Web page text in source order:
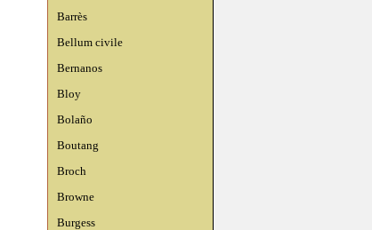
Barrès
Bellum civile
Bernanos
Bloy
Bolaño
Boutang
Broch
Browne
Burgess